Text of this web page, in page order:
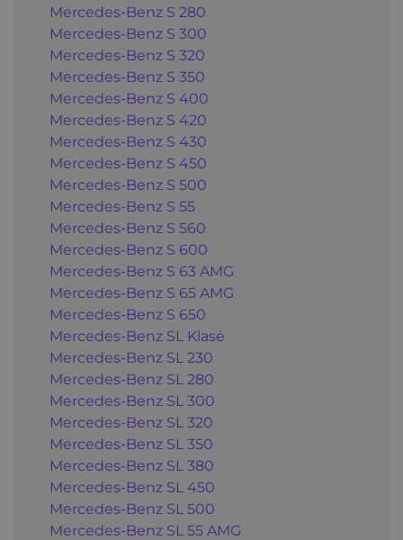
Mercedes-Benz S 280
Mercedes-Benz S 300
Mercedes-Benz S 320
Mercedes-Benz S 350
Mercedes-Benz S 400
Mercedes-Benz S 420
Mercedes-Benz S 430
Mercedes-Benz S 450
Mercedes-Benz S 500
Mercedes-Benz S 55
Mercedes-Benz S 560
Mercedes-Benz S 600
Mercedes-Benz S 63 AMG
Mercedes-Benz S 65 AMG
Mercedes-Benz S 650
Mercedes-Benz SL Klasė
Mercedes-Benz SL 230
Mercedes-Benz SL 280
Mercedes-Benz SL 300
Mercedes-Benz SL 320
Mercedes-Benz SL 350
Mercedes-Benz SL 380
Mercedes-Benz SL 450
Mercedes-Benz SL 500
Mercedes-Benz SL 55 AMG